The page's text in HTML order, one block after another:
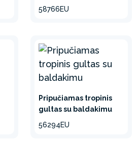
58766EU
Pripučiamas tropinis
gultas su baldakimu
56294EU